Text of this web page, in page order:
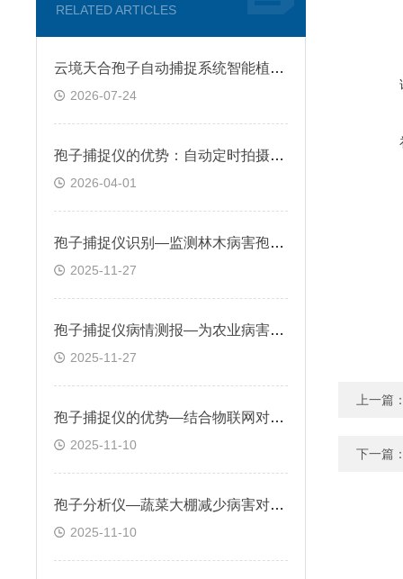
RELATED ARTICLES
云境天合孢子自动捕捉系统智能植保设备：重塑现代农业病害监测与预警体系
2026-07-24
孢子捕捉仪的优势：自动定时拍摄并筛选清晰图像上传，减少人工干预
2026-04-01
孢子捕捉仪识别—监测林木病害孢子传播，保护森林资源，维护生态平衡
2025-11-27
孢子捕捉仪病情测报—为农业病害发生规律、病原体分布特征研究提供数据
2025-11-27
孢子捕捉仪的优势—结合物联网对作物孢子实现更高效的数据传输与智能分析
2025-11-10
孢子分析仪—蔬菜大棚减少病害对蔬菜生长的影响，提高生产效益
2025-11-10
上一篇
下一篇